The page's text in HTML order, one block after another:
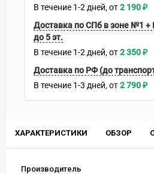
ХАРАКТЕРИСТИКИ ОБЗОР
Производитель
В течение 1-2 дней 2 190₽
Доставка по СПб в зоне №1
до 5 эт.
В течение 1-2 дней 2 350₽
Доставка по РФ (до
В течение 1-3 дней 2 790₽